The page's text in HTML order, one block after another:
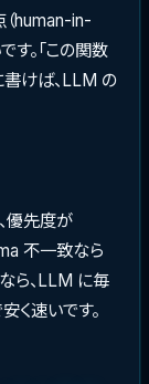
（human-in-
。「この関数
書けば、LLM の
優先度が
不一致なら
ら、LLM に毎
く速いです。